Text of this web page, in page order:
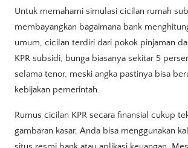
Untuk memahami simulasi cicilan rumah
membayangkan bagaimana bank
umum, cicilan terdiri dari pokok pinjaman
KPR subsidi, bunga biasanya sekitar 5
selama tenor, meski angka pastinya bisa
kebijakan pemerintah.
Rumus cicilan KPR secara finansial cukup
gambaran kasar, Anda bisa menggunakan